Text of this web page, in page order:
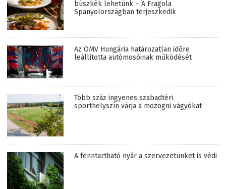
büszkék lehetünk – A Fragola
Spanyolországban terjeszkedik
Az OMV Hungária határozatlan időre
leállította autómosóinak működését
Több száz ingyenes szabadtéri
sporthelyszín várja a mozogni vágyókat
A fenntartható nyár a szervezetünket is védi